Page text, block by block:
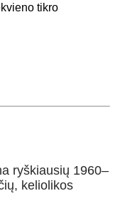
tikro
ryškiausių 1960–
keliolikos